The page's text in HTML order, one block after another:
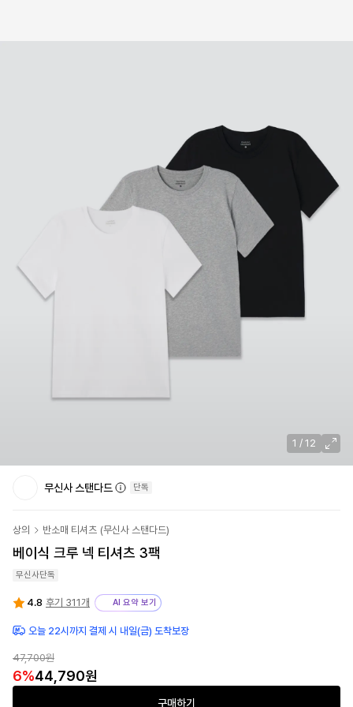
1 / 12
무신사 스탠다드 단독
상의 반소매 티셔츠 (무신사 스탠다드)
베이식 크루 넥 티셔츠 3팩
무신사단독
4.8 후기 311개 AI 요약 보기
오늘 22시까지 결제 시 내일(금) 도착보장
47,700원
6%44,790원
구매하기